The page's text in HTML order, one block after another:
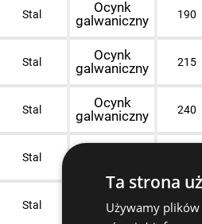
Stal
Stal
Stal
Stal
Stal
Ocynk
galwaniczny
Ocynk
galwaniczny
Ocynk
galwaniczny
galwaniczny
190
215
240
290
Ta strona
Używamy